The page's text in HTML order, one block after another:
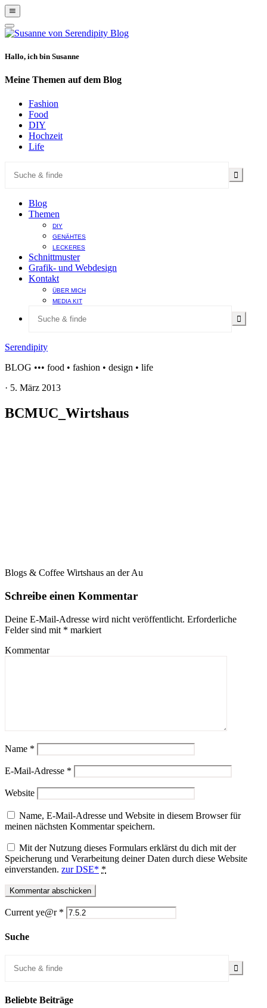
Show
Offscreen
Content
Hide
Offscreen
Hallo, ich bin Susanne
Meine Themen auf dem Blog
Fashion
Food
DIY
Hochzeit
Life
Blog
Themen
DIY
GENÄHTES
LECKERES
Schnittmuster
Grafik- und Webdesign
Kontakt
ÜBER MICH
MEDIA KIT
Serendipity
BLOG ••• food • fashion • design • life
· 5. März 2013
BCMUC_Wirtshaus
Blogs & Coffee Wirtshaus an der Au
Schreibe einen Kommentar
Deine E-Mail-Adresse wird nicht veröffentlicht. Erforderliche
Felder sind mit * markiert
Kommentar
Name *
E-Mail-Adresse *
Website
Name, E-Mail-Adresse und Website in diesem Browser für
meinen nächsten Kommentar speichern.
Mit der Nutzung dieses Formulars erklärst du dich mit der
Speicherung und Verarbeitung deiner Daten durch diese Website
einverstanden. zur DSE* *
Current ye@r *
Suche
Beliebte Beiträge